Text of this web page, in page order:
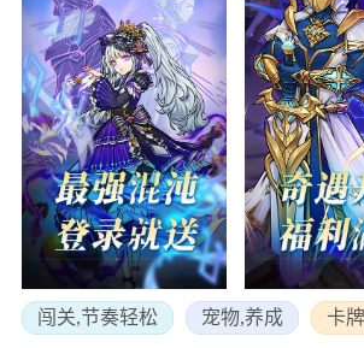
2、满足你的终极收集欲望
游戏内含近百位风格各异的英雄，丰富多样
及数百种搭配组合。无论是收集还是养成，
3、策略玩家的不二之选
众多英雄羁绊搭配：打破常规的组合玩法，
特色阵容对抗，体验别具一格的策略交锋，开
多样副本挑战，个性BOSS等待征服，拒绝千
满新鲜挑战。
4、休闲玩家的轻松之选
装备全靠掉落，英雄获取轻松，开局即送连
备、道具和英雄免费赠送，非付费玩家也能畅
品;
闯关,节奏轻松 宠物,养成 卡